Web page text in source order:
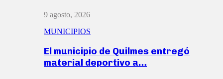
9 agosto, 2026
MUNICIPIOS
El municipio de Quilmes entregó
material deportivo a…